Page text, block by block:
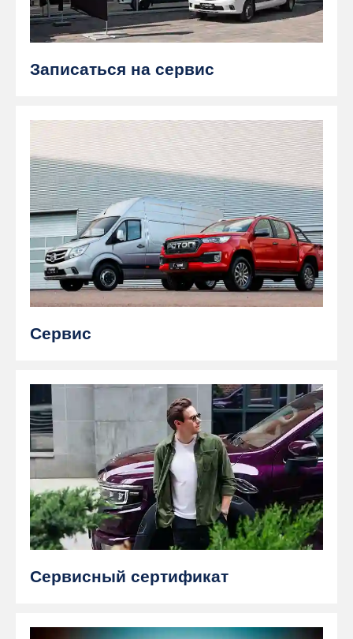
Записаться на сервис
Сервис
Сервисный сертификат